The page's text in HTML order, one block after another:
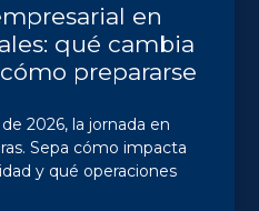
en
qué cambia
prepararse
2026, la jornada en
Sepa cómo impacta
y qué operaciones